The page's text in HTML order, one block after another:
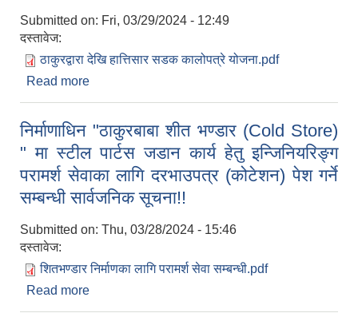
Submitted on: Fri, 03/29/2024 - 12:49
दस्तावेज:
ठाकुरद्वारा देखि हात्तिसार सडक कालोपत्रे योजना.pdf
Read more
निर्माणाधिन "ठाकुरबाबा शीत भण्डार (Cold Store)
" मा स्टील पार्टस जडान कार्य हेतु इन्जिनियरिङ्ग
परामर्श सेवाका लागि दरभाउपत्र (कोटेशन) पेश गर्ने
सम्बन्धी सार्वजनिक सूचना!!
Submitted on: Thu, 03/28/2024 - 15:46
दस्तावेज:
शितभण्डार निर्माणका लागि परामर्श सेवा सम्बन्धी.pdf
Read more